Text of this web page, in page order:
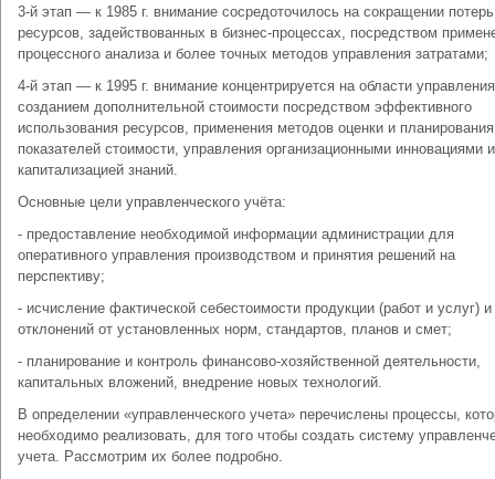
3-й этап — к 1985 г. внимание сосредоточилось на сокращении потерь
ресурсов, задействованных в бизнес-процессах, посредством
процессного анализа и более точных методов управления затратами;
4-й этап — к 1995 г. внимание концентрируется на области управления
созданием дополнительной стоимости посредством эффективного
использования ресурсов, применения методов оценки и планирования
показателей стоимости, управления организационными инновациями и
капитализацией знаний.
Основные цели управленческого учёта:
- предоставление необходимой информации администрации для
оперативного управления производством и принятия решений на
перспективу;
- исчисление фактической себестоимости продукции (работ и услуг) и
отклонений от установленных норм, стандартов, планов и смет;
- планирование и контроль финансово-хозяйственной деятельности,
капитальных вложений, внедрение новых технологий.
В определении «управленческого учета» перечислены процессы,
необходимо реализовать, для того чтобы создать систему
учета. Рассмотрим их более подробно.